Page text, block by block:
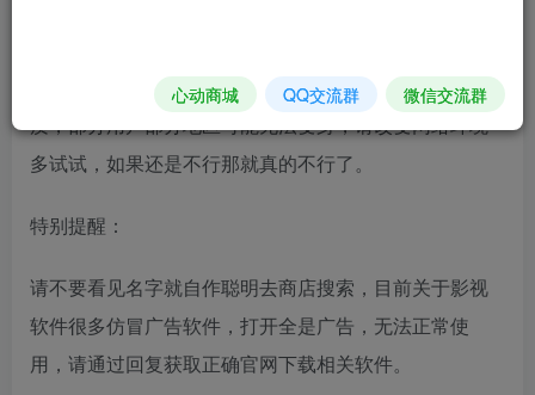
成为其他软件，所以你看到介绍不一定是这款软件的本
质，部分用户部分地区可能无法变身，请改变网络环境
多试试，如果还是不行那就真的不行了。
特别提醒：
请不要看见名字就自作聪明去商店搜索，目前关于影视
软件很多仿冒广告软件，打开全是广告，无法正常使
用，请通过回复获取正确官网下载相关软件。
心动商城 QQ交流群 微信交流群